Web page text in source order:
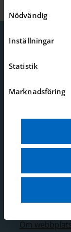
samlat in när
information, se
Nödvändig
Inställningar
Statistik
Marknadsföring
E-post:
Webbplatsen
Om